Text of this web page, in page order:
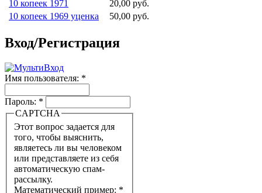
10 копеек 1971
20,00 руб.
10 копеек 1969 уценка
50,00 руб.
Вход/Регистрация
Имя пользователя: *
Пароль: *
CAPTCHA
Этот вопрос задается для
того, чтобы выяснить,
являетесь ли вы человеком
или представляете из себя
автоматическую спам-
рассылку.
Математический пример: *